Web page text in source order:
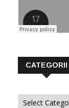
CATEGORII
Categorii